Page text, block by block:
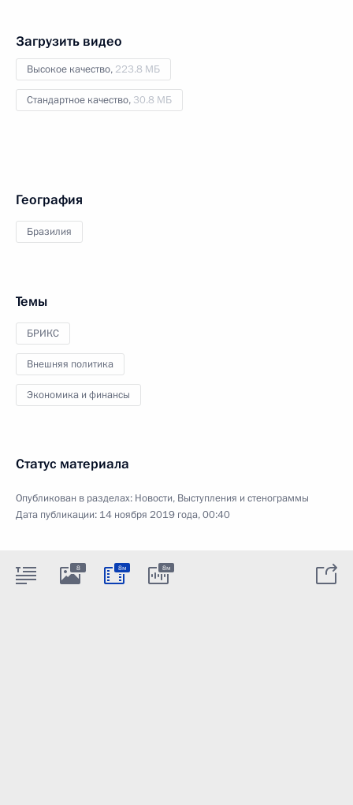
Загрузить видео
Высокое качество, 223.8 МБ
Стандартное качество, 30.8 МБ
География
Бразилия
Темы
БРИКС
Внешняя политика
Экономика и финансы
Статус материала
Опубликован в разделах: Новости, Выступления и стенограммы
Дата публикации: 14 ноября 2019 года, 00:40
8 8м 8м